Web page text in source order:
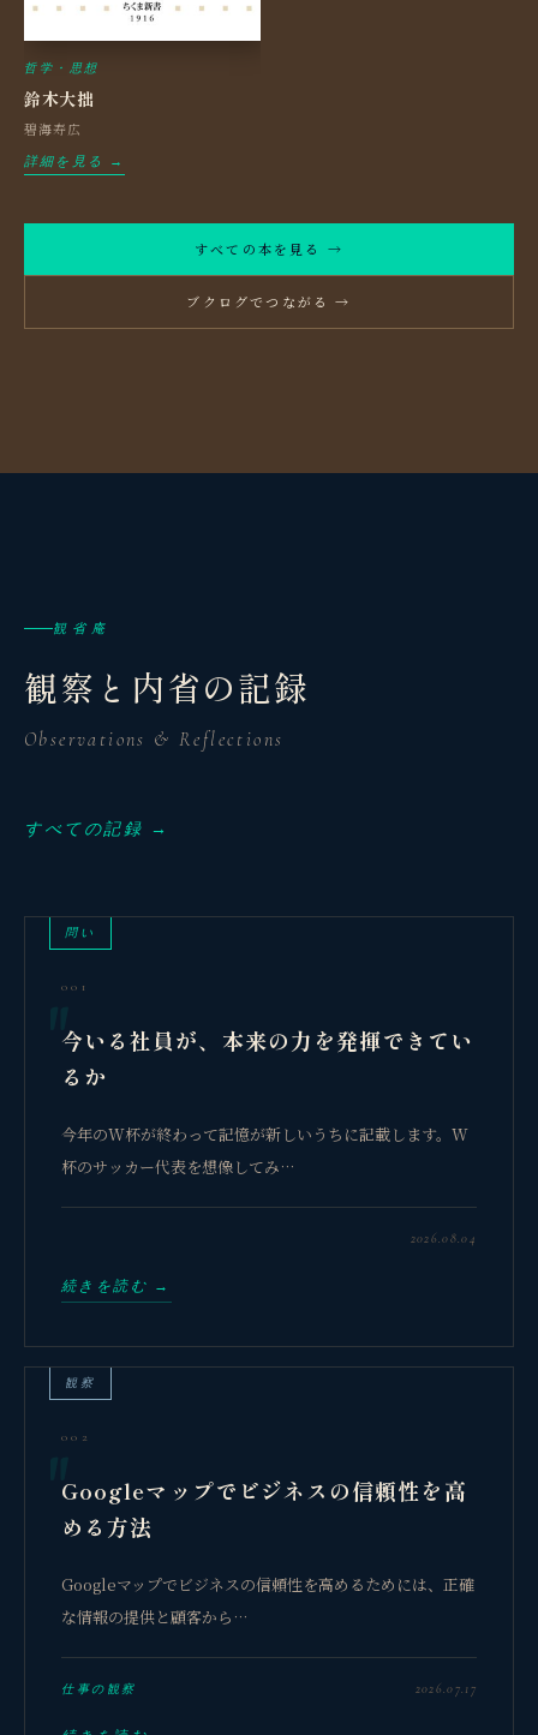
哲学・思想
鈴木大拙
碧海寿広
詳細を見る →
すべての本を見る →
ブクログでつながる →
観省庵
観察と内省の記録
Observations & Reflections
すべての記録 →
問い
001
今いる社員が、本来の力を発揮できてい
るか
今年のW杯が終わって記憶が新しいうちに記載します。W
杯のサッカー代表を想像してみ…
2026.08.04
続きを読む →
観察
002
Googleマップでビジネスの信頼性を高
める方法
Googleマップでビジネスの信頼性を高めるためには、正確
な情報の提供と顧客から…
仕事の観察 2026.07.17